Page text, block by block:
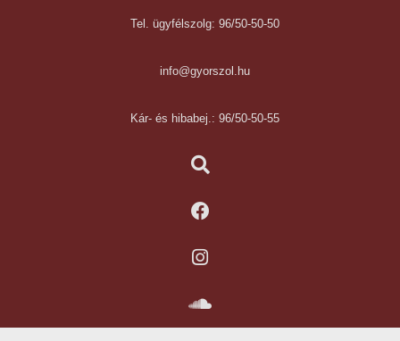
Tel. ügyfélszolg: 96/50-50-50
info@gyorszol.hu
Kár- és hibabej.: 96/50-50-55